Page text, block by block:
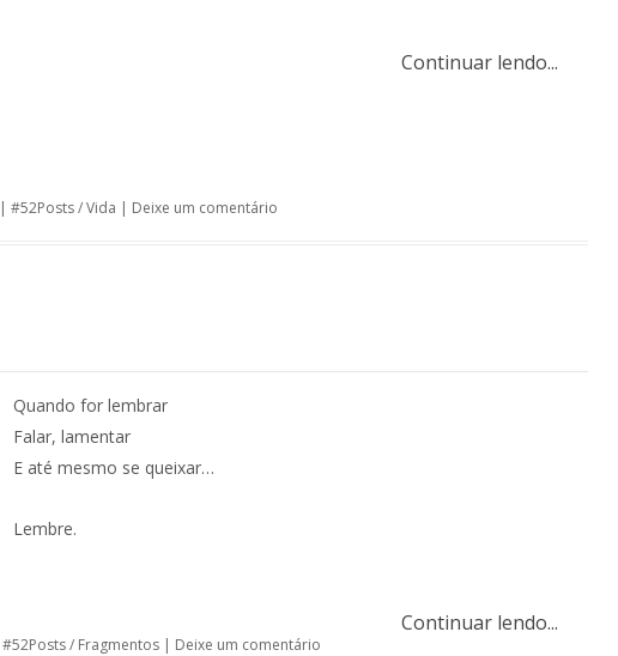
Continuar lendo...
| #52Posts/Vida | Deixe um comentário
Quando for lembrar
Falar, lamentar
E até mesmo se queixar…
Lembre.
Continuar lendo...
#52Posts/ Fragmentos | Deixe um comentário